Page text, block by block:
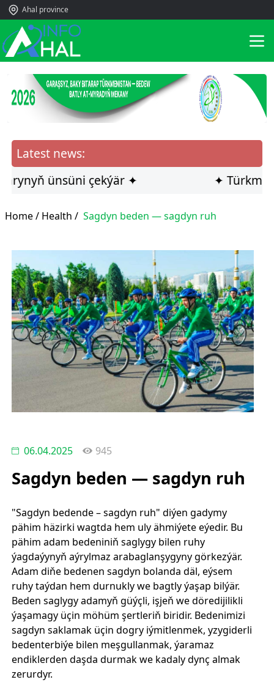
Ahal province
Latest news:
ünsüni çekýär ✦
✦ Türkmen
Home / Health / Sagdyn beden — sagdyn ruh
06.04.2025 945
Sagdyn beden — sagdyn ruh
"Sagdyn bedende – sagdyn ruh" diýen gadymy
pähim häzirki wagtda hem uly ähmiýete eýedir. Bu
pähim adam bedeniniň saglygy bilen ruhy
ýagdaýynyň aýrylmaz arabaglanşygyny görkezýär.
Adam diňe bedenen sagdyn bolanda däl, eýsem
ruhy taýdan hem durnukly we bagtly ýaşap bilýär.
Beden saglygy adamyň güýçli, işjeň we döredijilikli
ýaşamagy üçin möhüm şertleriň biridir. Bedenimizi
sagdyn saklamak üçin dogry iýmitlenmek, yzygiderli
bedenterbiýe bilen meşgullanmak, ýaramaz
endiklerden daşda durmak we kadaly dynç almak
zerurdyr.